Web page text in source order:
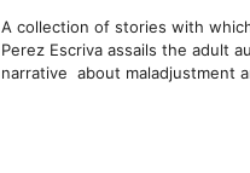
A collection of stories with
Perez Escriva assails the adult
narrative about maladjustment